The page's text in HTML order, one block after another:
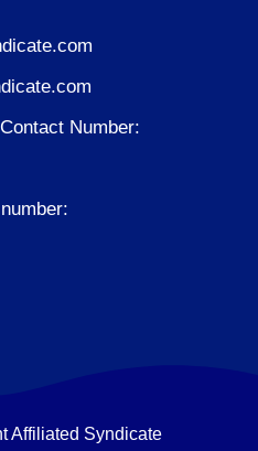
Number:
Affiliated Syndicate